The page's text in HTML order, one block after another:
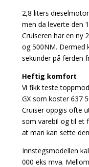
2,8 liters
men da leverte den
Cruiseren har en ny
og 500NM. Dermed
sekunder på ferden
Heftig komfort
Vi fikk teste
GX som koster 637
Cruiser oppgis ofte
som varebil og til et
at man kan sette
Innstegsmodellen
000 eks mva.